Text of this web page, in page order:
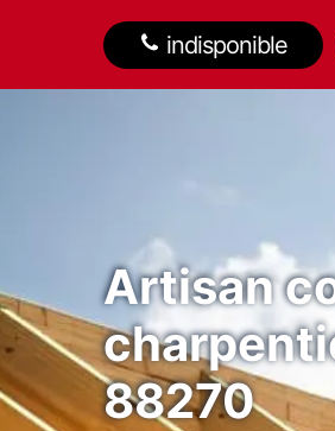
indisponible
Artisan
88270